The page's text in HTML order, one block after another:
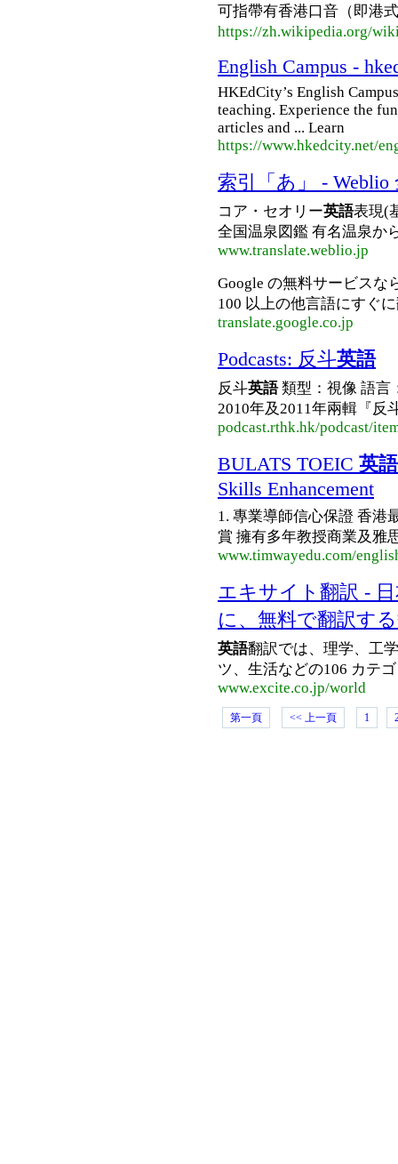
可指帶有香港口音（即港
https://zh.wikipedia.org/
English Campus -
HKEdCity’s English
teaching. Experience the
articles and ... Learn
https://www.hkedcity.net/
索引「あ」 -
コア・セオリー英語表現(
全国温泉図鑑 有名温泉か
www.translate.weblio.jp
Google の無料サービスな
100 以上の他言語にすぐ
translate.google.co.jp
Podcasts: 反斗英語
反斗英語類型：視像 語言
2010年及2011年兩輯『反
podcast.rthk.hk/podcast/
BULATS TOEIC 英語
Skills Enhancement
1. 專業導師信心保證 香港
賞 擁有多年教授商業及雅
www.timwayedu.com/
エキサイト翻訳 -
に、無料で翻訳す
英語翻訳では、理学、工
ツ、生活などの106 カテ
www.excite.co.jp/world
第一頁 << 上一頁 1